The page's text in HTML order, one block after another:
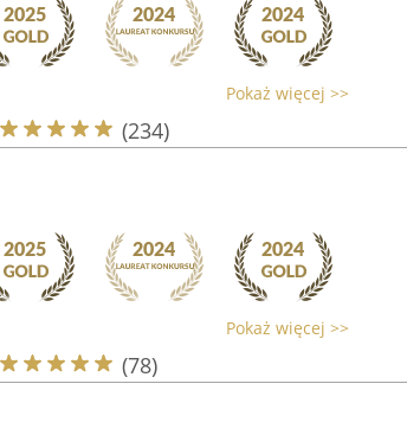
Pokaż więcej >>
(234)
Pokaż więcej >>
(78)